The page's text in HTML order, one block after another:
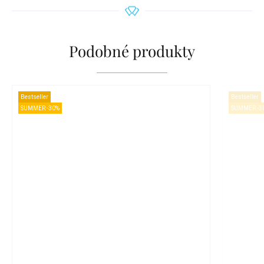
Podobné produkty
Bestseller
SUMMER -30%
Bestseller
SUMMER -